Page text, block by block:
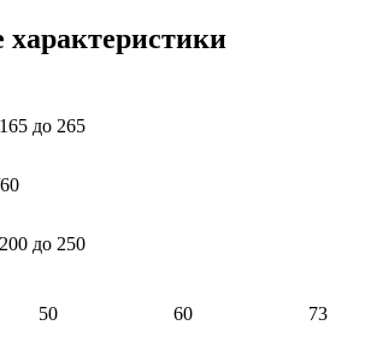
характеристики
165 до 265
до 250
60
73